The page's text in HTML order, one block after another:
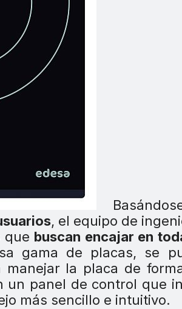
, el equipo de
que buscan encajar en
gama de placas, se
la placa de
un panel de control que
más sencillo e intuitivo.